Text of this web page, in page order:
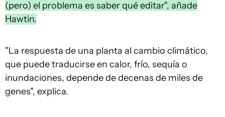
(pero) el problema es saber qué editar", añade
Hawtin.
"La respuesta de una planta al cambio climático,
que puede traducirse en calor, frío, sequía o
inundaciones, depende de decenas de miles de
genes", explica.